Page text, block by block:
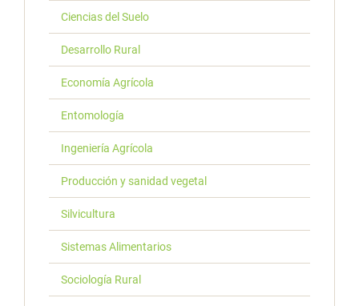
Ciencias del Suelo
Desarrollo Rural
Economía Agrícola
Entomología
Ingeniería Agrícola
Producción y sanidad vegetal
Silvicultura
Sistemas Alimentarios
Sociología Rural